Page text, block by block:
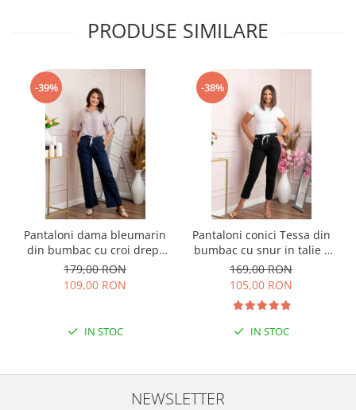
PRODUSE SIMILARE
-39%
Pantaloni dama bleumarin
din bumbac cu croi drept
Cara
179,00 RON
109,00 RON
IN STOC
-38%
Pantaloni conici Tessa din
bumbac cu snur in talie -
Negru
169,00 RON
105,00 RON
IN STOC
NEWSLETTER